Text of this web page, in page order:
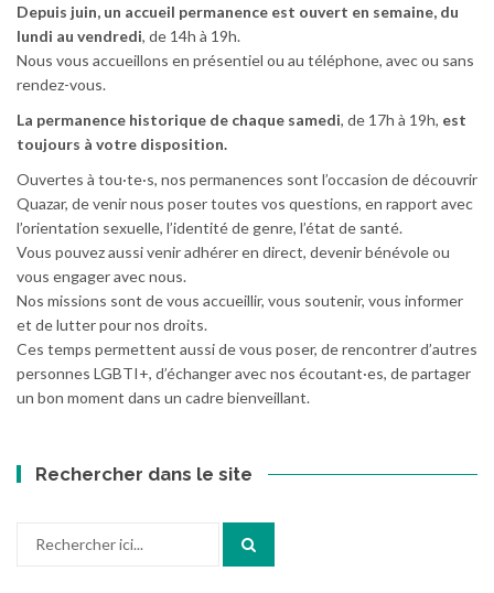
Depuis juin, un accueil permanence est ouvert en semaine, du
lundi au vendredi, de 14h à 19h.
Nous vous accueillons en présentiel ou au téléphone, avec ou sans
rendez-vous.
La permanence historique de chaque samedi, de 17h à 19h, est
toujours à votre disposition.
Ouvertes à tou·te·s, nos permanences sont l’occasion de découvrir
Quazar, de venir nous poser toutes vos questions, en rapport avec
l’orientation sexuelle, l’identité de genre, l’état de santé.
Vous pouvez aussi venir adhérer en direct, devenir bénévole ou
vous engager avec nous.
Nos missions sont de vous accueillir, vous soutenir, vous informer
et de lutter pour nos droits.
Ces temps permettent aussi de vous poser, de rencontrer d’autres
personnes LGBTI+, d’échanger avec nos écoutant·es, de partager
un bon moment dans un cadre bienveillant.
Rechercher dans le site